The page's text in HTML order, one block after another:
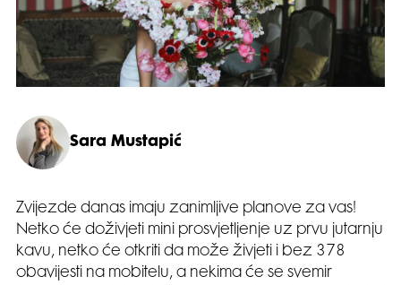
Sara Mustapić
Zvijezde danas imaju zanimljive planove za vas!
Netko će doživjeti mini prosvjetljenje uz prvu jutarnju
kavu, netko će otkriti da može živjeti i bez 378
obavijesti na mobitelu, a nekima će se svemir